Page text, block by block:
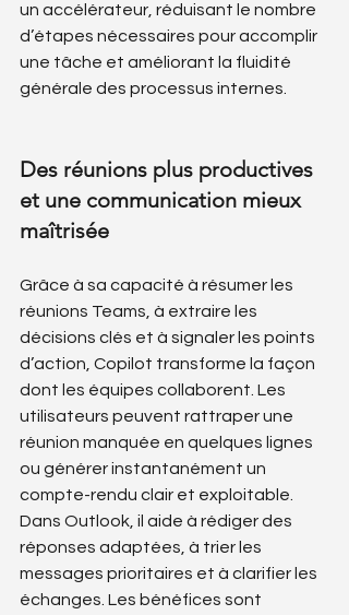
un accélérateur, réduisant le nombre
d’étapes nécessaires pour accomplir
une tâche et améliorant la fluidité
générale des processus internes.
Des réunions plus productives
et une communication mieux
maîtrisée
Grâce à sa capacité à résumer les
réunions Teams, à extraire les
décisions clés et à signaler les points
d’action, Copilot transforme la façon
dont les équipes collaborent. Les
utilisateurs peuvent rattraper une
réunion manquée en quelques lignes
ou générer instantanément un
compte-rendu clair et exploitable.
Dans Outlook, il aide à rédiger des
réponses adaptées, à trier les
messages prioritaires et à clarifier les
échanges. Les bénéfices sont